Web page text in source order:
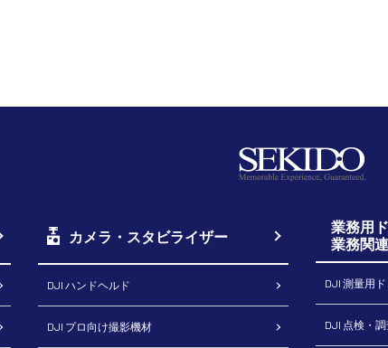
カメラ・スタビライザー
DJI ハンドヘルド
DJI プロ向け撮影機材
業務用
業務関
DJI 測量用
DJI 点検・